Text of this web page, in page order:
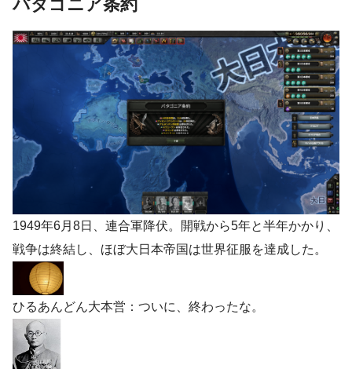
パタゴニア条約
1949年6月8日、連合軍降伏。開戦から5年と半年かかり、
戦争は終結し、ほぼ大日本帝国は世界征服を達成した。
ひるあんどん大本営：ついに、終わったな。